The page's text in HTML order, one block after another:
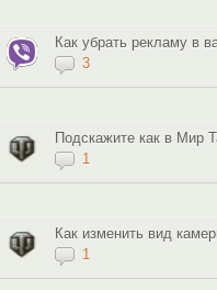
Как убрать рекламу в
3
Подскажите как в Мир
1
Как изменить вид
1